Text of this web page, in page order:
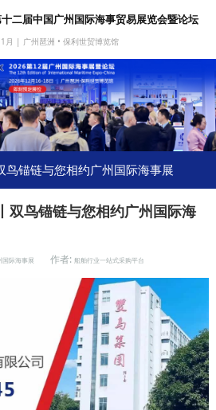
二届中国广州国际海事贸易展览会暨论坛
月 | 广州琶洲 • 保利世贸博览馆
鸟锚链与您相约广州国际海事展
双鸟锚链与您相约广州国际海
国际海事展 作者: 船舶行业一站式采购平台